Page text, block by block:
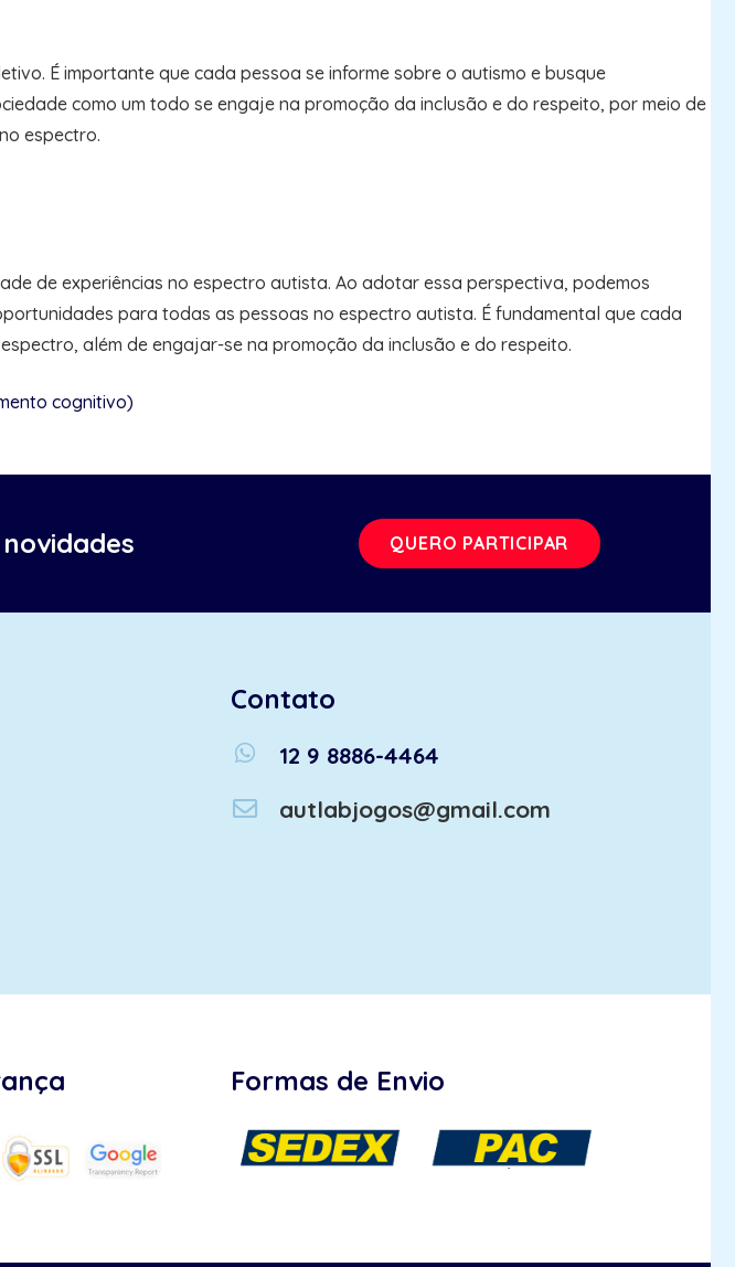
É importante que cada pessoa se informe sobre o autismo e busque
como um todo se engaje na promoção da inclusão e do respeito, por meio de
espectro.
de experiências no espectro autista. Ao adotar essa perspectiva, podemos
para todas as pessoas no espectro autista. É fundamental que cada
além de engajar-se na promoção da inclusão e do respeito.
cognitivo)
QUERO PARTICIPAR
Contato
whatsapp
12 9 8886-4464
autlabjogos@gmail.com
Formas de Envio